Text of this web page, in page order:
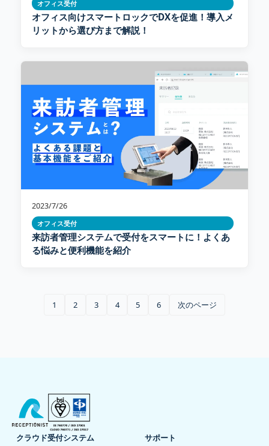
オフィス受付
オフィス向けスマートロックでDXを促進！導入メ
リットから選び方まで解説！
2023/7/26
オフィス受付
来訪者管理システムで受付をスマートに！よくあ
る悩みと便利機能を紹介
1 2 3 4 5 6 次のページ
クラウド受付システム サポート